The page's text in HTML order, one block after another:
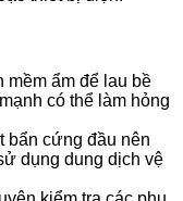
mềm ẩm để lau bề
có thể làm hỏng
bẩn cứng đầu nên
dụng dung dịch vệ